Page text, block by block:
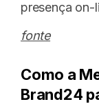
presença on-
fonte
Como a
Brand24